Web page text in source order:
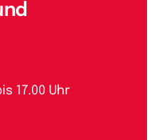
17.00 Uhr